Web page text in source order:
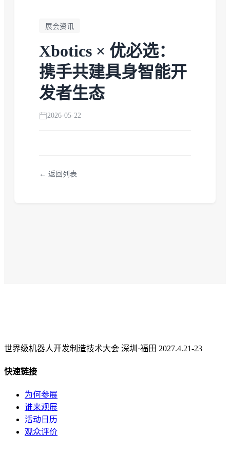
展会资讯
Xbotics × 优必选：
携手共建具身智能开
发者生态
2026-05-22
← 返回列表
世界级机器人开发制造技术大会 深圳·福田 2027.4.21-23
快速链接
为何参展
谁来观展
活动日历
观众评价